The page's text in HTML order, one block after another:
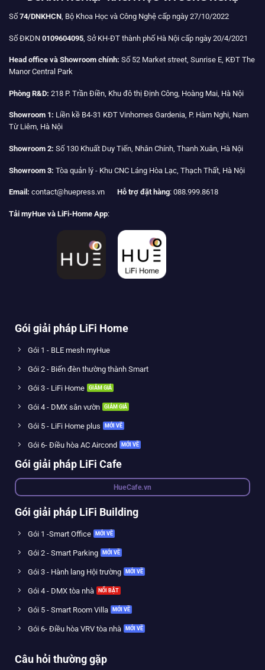
Số 74/DNKHCN , Bộ Khoa Học và Công Nghệ cấp ngày 27/10/2022
Số ĐKDN 0109604095 , Sở KH-ĐT thành phố Hà Nội cấp ngày 20/4/2021
Head office và Showroom chính: Số 52 Market street, Sunrise E, KĐT The
Manor Central Park
Phòng R&D: 218 P. Trần Điền, Khu đô thị Định Công, Hoàng Mai, Hà Nội
Showroom 1: Liền kề B4-31 KĐT Vinhomes Gardenia, P. Hàm Nghi, Nam
Từ Liêm, Hà Nội
Showroom 2: Số 130 Khuất Duy Tiến, Nhân Chính, Thanh Xuân, Hà Nội
Showroom 3: Tòa quản lý - Khu CNC Láng Hòa Lạc, Thạch Thất, Hà Nội
Email: contact@huepress.vn Hỗ trợ đặt hàng: 088.999.8618
Tải myHue và LiFi-Home App:
Gói giải pháp LiFi Home
Gói 1 - BLE mesh myHue
Gói 2 - Biến đèn thường thành Smart
Gói 3 - LiFi Home
Gói 4 - DMX sân vườn
Gói 5 - LiFi Home plus
Gói 6- Điều hòa AC Aircond
Gói giải pháp LiFi Cafe
HueCafe.vn
Gói giải pháp LiFi Building
Gói 1 -Smart Office
Gói 2 - Smart Parking
Gói 3 - Hành lang Hội trường
Gói 4 - DMX tòa nhà
Gói 5 - Smart Room Villa
Gói 6- Điều hòa VRV tòa nhà
Câu hỏi thường gặp